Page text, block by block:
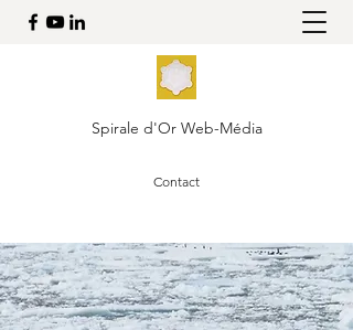
Spirale d'Or Web-Média
Contact